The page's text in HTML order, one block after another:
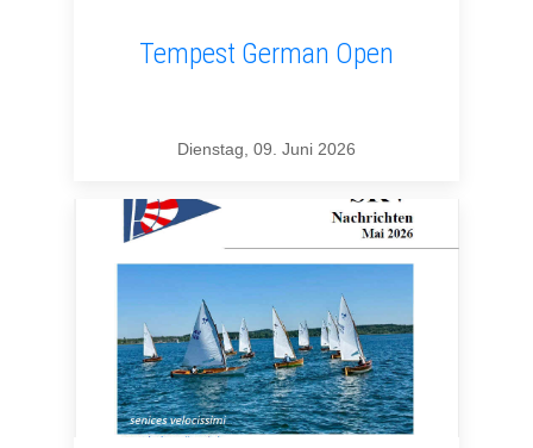
Tempest German Open
Dienstag, 09. Juni 2026